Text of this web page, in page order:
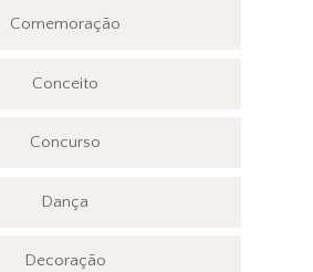
Comemoração
Conceito
Concurso
Dança
Decoração